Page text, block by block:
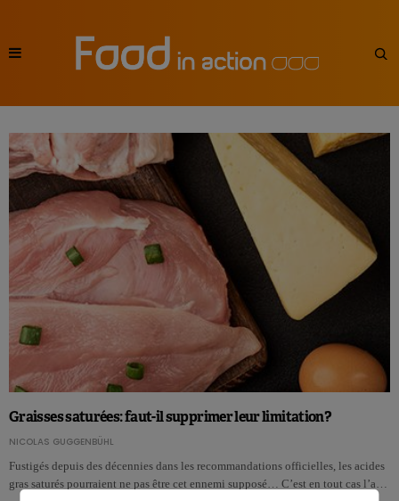
Graisses saturées: faut-il supprimer leur limitation?
NICOLAS GUGGENBÜHL
Fustigés depuis des décennies dans les recommandations officielles, les acides
gras saturés pourraient ne pas être cet ennemi supposé… C’est en tout cas l’a…